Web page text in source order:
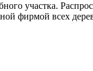
участка.
фирмой всех